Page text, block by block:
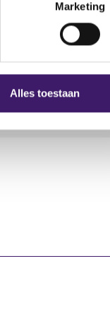
Marketing
Alles toestaanPrijs